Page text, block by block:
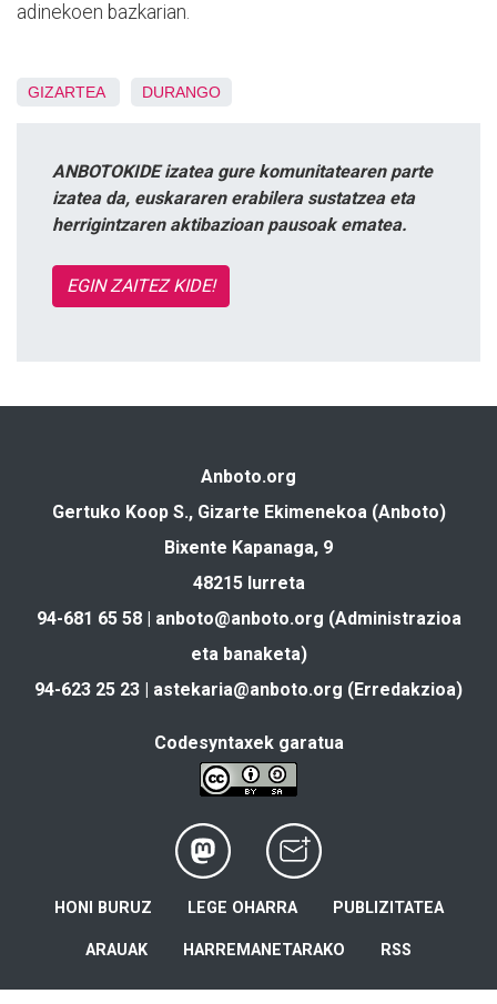
adinekoen bazkarian.
GIZARTEA DURANGO
ANBOTOKIDE izatea gure komunitatearen parte
izatea da, euskararen erabilera sustatzea eta
herrigintzaren aktibazioan pausoak ematea.
EGIN ZAITEZ KIDE!
Anboto.org
Gertuko Koop S., Gizarte Ekimenekoa (Anboto)
Bixente Kapanaga, 9
48215 Iurreta
94-681 65 58 | anboto@anboto.org (Administrazioa
eta banaketa)
94-623 25 23 | astekaria@anboto.org (Erredakzioa)
Codesyntaxek garatua
HONI BURUZ LEGE OHARRA PUBLIZITATEA
ARAUAK HARREMANETARAKO RSS